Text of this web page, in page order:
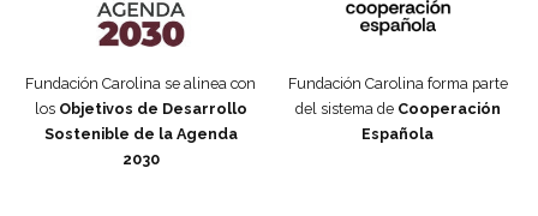
Fundación Carolina se alinea con
los Objetivos de Desarrollo
Sostenible de la Agenda
2030
Fundación Carolina forma parte
del sistema de Cooperación
Española